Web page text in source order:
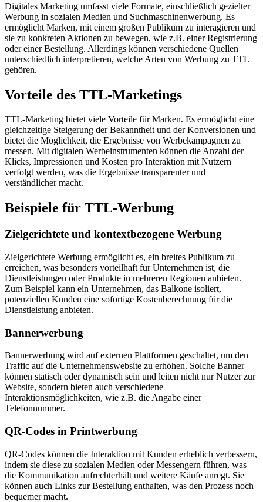
Digitales Marketing umfasst viele Formate, einschließlich gezielter
Werbung in sozialen Medien und Suchmaschinenwerbung. Es
ermöglicht Marken, mit einem großen Publikum zu interagieren und
sie zu konkreten Aktionen zu bewegen, wie z.B. einer Registrierung
oder einer Bestellung. Allerdings können verschiedene Quellen
unterschiedlich interpretieren, welche Arten von Werbung zu TTL
gehören.
Vorteile des TTL-Marketings
TTL-Marketing bietet viele Vorteile für Marken. Es ermöglicht eine
gleichzeitige Steigerung der Bekanntheit und der Konversionen und
bietet die Möglichkeit, die Ergebnisse von Werbekampagnen zu
messen. Mit digitalen Werbeinstrumenten können die Anzahl der
Klicks, Impressionen und Kosten pro Interaktion mit Nutzern
verfolgt werden, was die Ergebnisse transparenter und
verständlicher macht.
Beispiele für TTL-Werbung
Zielgerichtete und kontextbezogene Werbung
Zielgerichtete Werbung ermöglicht es, ein breites Publikum zu
erreichen, was besonders vorteilhaft für Unternehmen ist, die
Dienstleistungen oder Produkte in mehreren Regionen anbieten.
Zum Beispiel kann ein Unternehmen, das Balkone isoliert,
potenziellen Kunden eine sofortige Kostenberechnung für die
Dienstleistung anbieten.
Bannerwerbung
Bannerwerbung wird auf externen Plattformen geschaltet, um den
Traffic auf die Unternehmenswebsite zu erhöhen. Solche Banner
können statisch oder dynamisch sein und leiten nicht nur Nutzer zur
Website, sondern bieten auch verschiedene
Interaktionsmöglichkeiten, wie z.B. die Angabe einer
Telefonnummer.
QR-Codes in Printwerbung
QR-Codes können die Interaktion mit Kunden erheblich verbessern,
indem sie diese zu sozialen Medien oder Messengern führen, was
die Kommunikation aufrechterhält und weitere Käufe anregt. Sie
können auch Links zur Bestellung enthalten, was den Prozess noch
bequemer macht.